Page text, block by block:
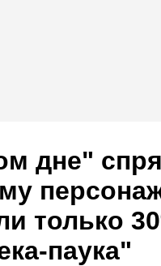
дне"
только
паука"